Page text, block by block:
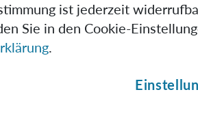
ist jederzeit
Sie in den Cookie-
.